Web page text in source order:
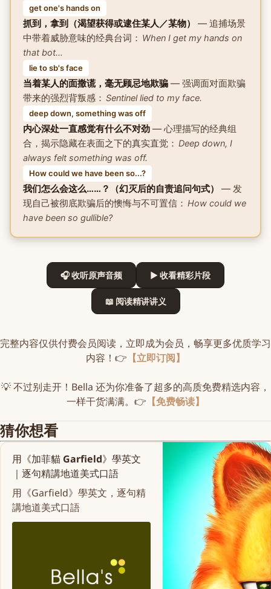
get one's hands on
抓到，拿到（渴望获得或逮住某人／某物）
— 追捕场景
中带着威胁意味的经典台词： When I get my hands on
that bot…
lie to sb's face
当着某人的面撒谎，毫无顾忌地欺骗— 强调面对面欺骗
带来的强烈背叛感： Sentinel lied to my face.
deep down, something was off
内心深处一直感觉有什么不对劲— 心理描写的经典组
合，揭示隐藏在表面之下的真实直觉： Deep down, I
always felt something was off.
How could we have been so...?
我们怎么会这么……？（幻灭后的自责追问句式）
— 发
现自己被彻底欺骗后的懊悔与不可置信： How could we
have been so gullible?
🎧 收听原声音频 ▶ 收看精彩片段
📖 阅读精讲讲义
完整内容仅供付费会员阅读，立即成为会员，畅享更多优质学习
内容！👉 【立即订阅】
💡 不过别走开！Bella 还为你准备了超多的高质免费精选内容，
一样干货满满。👉 【免费畅读】
猜你想看
用《加菲貓 Garfield》學英文
｜逐句精講地道美式口語
用《Garfield》學英文，逐句精
講地道美式口語